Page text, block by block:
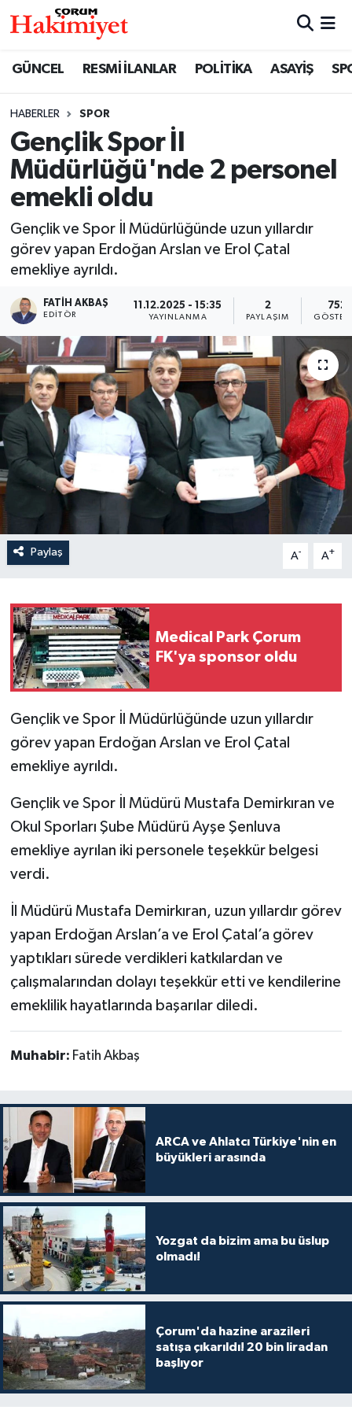
GÜNCEL RESMİ İLANLAR POLİTİKA ASAYİŞ
HABERLER SPOR
Gençlik Spor İl
Müdürlüğü'nde 2 personel
emekli oldu
Gençlik ve Spor İl Müdürlüğünde uzun yıllardır
görev yapan Erdoğan Arslan ve Erol Çatal
emekliye ayrıldı.
FATIH AKBAŞ
EDITÖR
11.12.2025 - 15:35
YAYINLANMA
2
PAYLAŞIM
752
Paylaş A- A+
Medical Park Çorum
FK'ya sponsor oldu
Gençlik ve Spor İl Müdürlüğünde uzun yıllardır
görev yapan Erdoğan Arslan ve Erol Çatal
emekliye ayrıldı.
Gençlik ve Spor İl Müdürü Mustafa Demirkıran ve
Okul Sporları Şube Müdürü Ayşe Şenluva
emekliye ayrılan iki personele teşekkür belgesi
verdi.
İl Müdürü Mustafa Demirkıran, uzun yıllardır görev
yapan Erdoğan Arslan’a ve Erol Çatal’a görev
yaptıkları sürede verdikleri katkılardan ve
çalışmalarından dolayı teşekkür etti ve kendilerine
emeklilik hayatlarında başarılar diledi.
Muhabir: Fatih Akbaş
ARCA ve Ahlatcı Türkiye'nin en
büyükleri arasında
Yozgat da bizim ama bu üslup
olmadı!
Çorum'da hazine arazileri
satışa çıkarıldı! 20 bin liradan
başlıyor
SAĞLIK
ASAYİŞ
EKONOMİ
GÜNCEL
AKTÜEL
EĞİTİM
İLÇELER
OTOPARK
TEKNOLOJİ
Nöbetçi Eczaneler
Çorum Namaz Vakitleri
Trafik Durumu
Süper Lig Puan Durumu ve Fikstür
Tüm Manşetler
Son Dakika Haberleri
Haber Arşivi